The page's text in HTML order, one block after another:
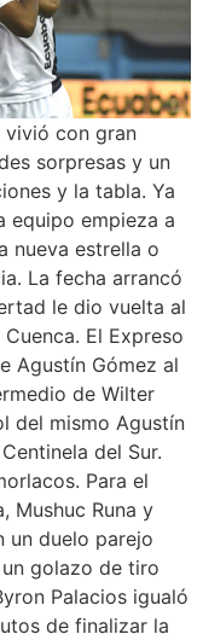
vivió con gran
sorpresas y un
y la tabla. Ya
equipo empieza a
nueva estrella o
La fecha arrancó
le dio vuelta al
El Expreso
Agustín Gómez al
de Wilter
del mismo Agustín
del Sur.
Para el
Mushuc Runa y
un duelo parejo
golazo de tiro
Palacios igualó
de finalizar la